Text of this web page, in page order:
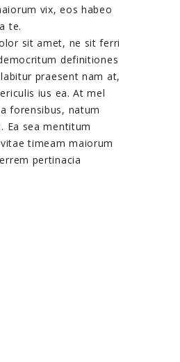
vix, eos habeo
te.
sit amet, ne sit ferri
definitiones
praesent nam at,
ius ea. At mel
forensibus, natum
Ea sea mentitum
timeam maiorum
pertinacia